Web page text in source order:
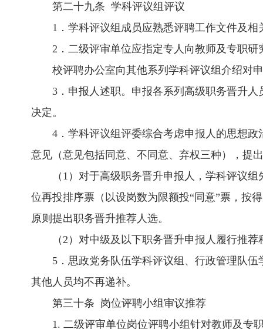
第二十九条 学科评议组评议
1．学科评议组成员应熟悉评聘工作文件及相
2．二级评审单位应指定专人向教师及专职
校评聘办公室向其他系列学科评议组介绍对
3．申报人述职。申报各系列高级职务晋升
决定。
4．学科评议组评委综合考虑申报人的思想
意见（意见包括同意、不同意、弃权三种），提
（1）对于高级职务晋升申报人，学科评议
位再投排序票（以设岗数为限额投“同意”票，按
原则提出职务晋升推荐人选。
（2）对中级及以下职务晋升申报人履行推
5．思政党务队伍学科评议组、行政管理队
其他人员均不再递补。
第三十条 岗位评聘小组审议推荐
1. 二级评审单位岗位评聘小组针对教师及专